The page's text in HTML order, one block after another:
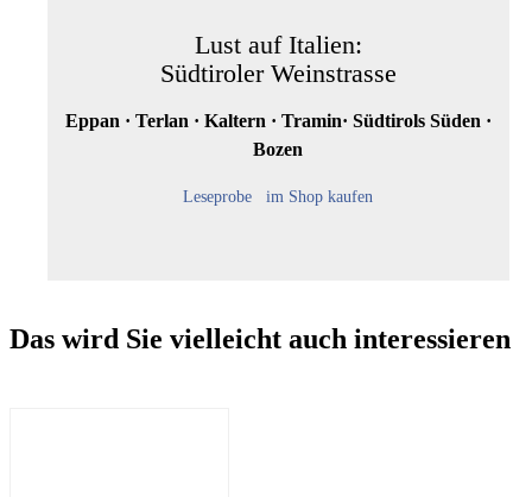
Lust auf Italien:
Südtiroler Weinstrasse
Eppan · Terlan · Kaltern · Tramin· Südtirols Süden ·
Bozen
Leseprobe im Shop kaufen
Das wird Sie vielleicht auch interessieren